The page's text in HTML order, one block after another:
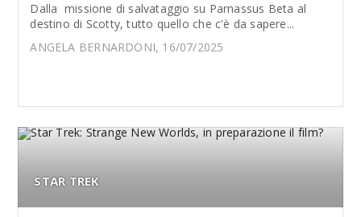
Dalla missione di salvataggio su Parnassus Beta al
destino di Scotty, tutto quello che c'è da sapere...
ANGELA BERNARDONI, 16/07/2025
STAR TREK